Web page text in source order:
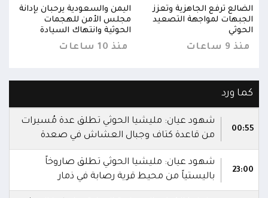
الضالع ترفع الجاهزية وتعزز
الجبهات لمواجهة التصعيد
الحوثي
منذ 9 ساعات
اليمن والسعودية يرحبان بإدانة
مجلس الأمن للهجمات
الحوثية وانتهاك السيادة
منذ 10 ساعات
كما ورد
00:55
شهود عيان: مليشيا الحوثي تطلق عدة مُسيرات
من قاعدة كتاف وجبال العشاش في صعدة
23:00
شهود عيان: مليشيا الحوثي تطلق صاروخاً
باليستياً من محيط قرية رصابة في ذمار